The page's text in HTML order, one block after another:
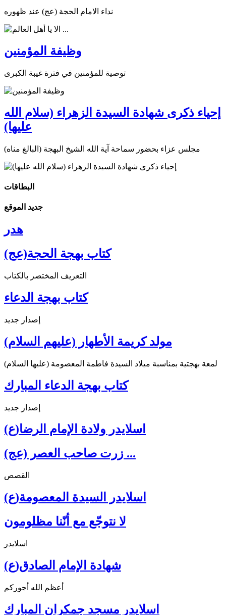
نداء الامام الحجة (عج) عند ظهوره
وظيفة المؤمنين
توصية للمؤمنين في فترة غيبة الكبرى
إحياء ذكرى شهادة السيدة الزهراء (سلام الله
عليها)
مجلس عزاء بحضور سماحة آية الله الشيخ البهجة (البالغ مناه)
البطاقات
جديد الموقع
هدر
كتاب بهجة الحجة(عج)
التعريف المختصر بالكتاب
كتاب بهجة الدعاء
إصدار جديد
مولد كريمة الأطهار (عليهم السلام)
لمعة بهجتية بمناسبة ميلاد السيدة فاطمة المعصومة (عليها السلام)
كتاب بهجة الدعاء المبارك
إصدار جديد
اسلايدر ولادة الإمام الرضا(ع)
زرت صاحب العصر (عج) ...
القصص
اسلايدر السيدة المعصومة(ع)
لا نتوجّع مع أنّنا مظلومون
اسلايدر
شهادة الإمام الصادق(ع)
أعظم الله أجوركم
اسلايدر مسجد جمكران المبارك